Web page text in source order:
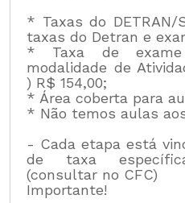
* Taxas do DETRAN/
taxas do Detran e
* Taxa de exame
modalidade de
) R$ 154,00;
* Área coberta para
* Não temos aulas
- Cada etapa está
de taxa
(consultar no CFC)
Importante!